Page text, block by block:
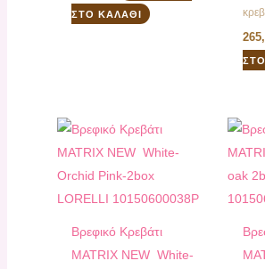
ΣΤΟ ΚΑΛΆΘΙ
Bρεφικό Κρεβάτι
ΜATRIX NEW White-